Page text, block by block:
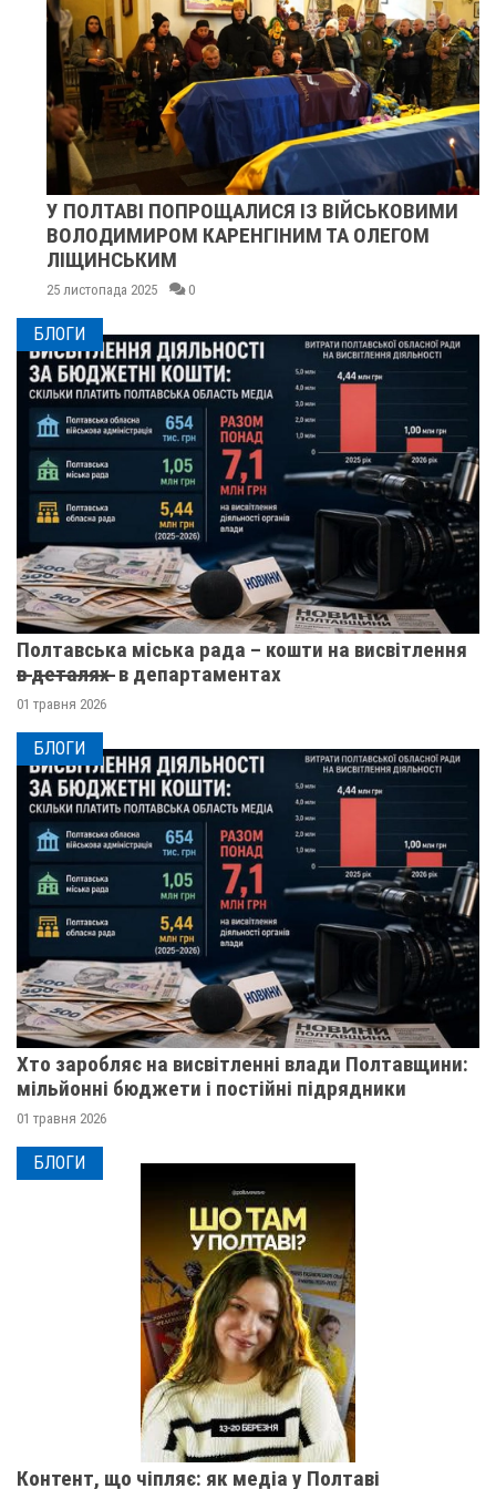
У ПОЛТАВІ ПОПРОЩАЛИСЯ ІЗ ВІЙСЬКОВИМИ
ВОЛОДИМИРОМ КАРЕНГІНИМ ТА ОЛЕГОМ
ЛІЩИНСЬКИМ
25 листопада 2025 0
БЛОГИ
Полтавська міська рада – кошти на висвітлення
в̶ ̶д̶е̶т̶а̶л̶я̶х̶ ̶ в департаментах
01 травня 2026
БЛОГИ
Хто заробляє на висвітленні влади Полтавщини:
мільйонні бюджети і постійні підрядники
01 травня 2026
БЛОГИ
Контент, що чіпляє: як медіа у Полтаві